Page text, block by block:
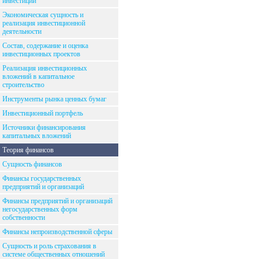
Экономическая сущность и
реализация инвестиционной
деятельности
Состав, содержание и оценка
инвестиционных проектов
Реализация инвестиционных
вложений в капитальное
строительство
Инструменты рынка ценных бумаг
Инвестиционный портфель
Источники финансирования
капитальных вложений
Теория финансов
Сущность финансов
Финансы государственных
предприятий и организаций
Финансы предприятий и организаций
негосударственных форм
собственности
Финансы непроизводственной сферы
Сущность и роль страхования в
системе общественных отношений